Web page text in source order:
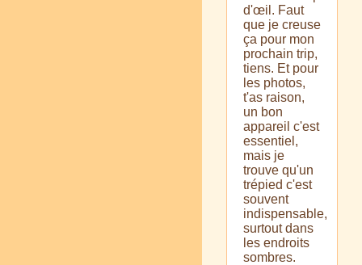
d'œil. Faut
que je creuse
ça pour mon
prochain trip,
tiens. Et pour
les photos,
t'as raison,
un bon
appareil c'est
essentiel,
mais je
trouve qu'un
trépied c'est
souvent
indispensable,
surtout dans
les endroits
sombres.